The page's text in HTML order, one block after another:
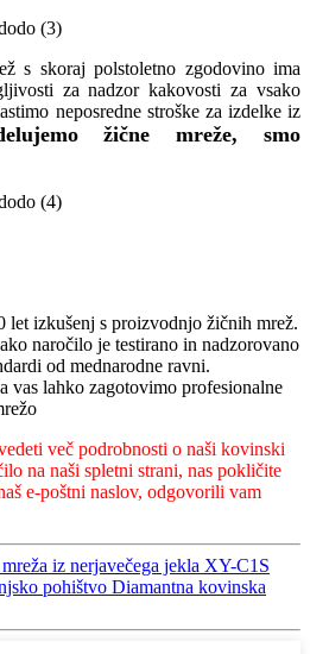
s skoraj polstoletno zgodovino ima
za nadzor kakovosti za vsako
neposredne stroške za izdelke iz
žične mreže, smo
let izkušenj s proizvodnjo žičnih mrež.
naročilo je testirano in nadzorovano
od mednarodne ravni.
vas lahko zagotovimo profesionalne
več podrobnosti o naši kovinski
na naši spletni strani, nas pokličite
e-poštni naslov, odgovorili vam
iz nerjavečega jekla XY-C1S
pohištvo Diamantna kovinska